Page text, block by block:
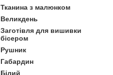
Тканина з малюнком
Великдень
Заготівля для вишивки
бісером
Рушник
Габардин
Білий